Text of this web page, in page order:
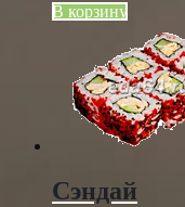
В корзину
Сэндай